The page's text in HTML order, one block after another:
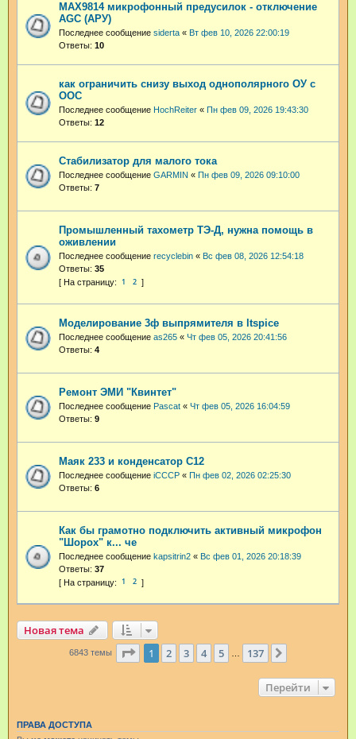
MAX9814 микрофонный предусилок - отключение
AGC (АРУ)
Последнее сообщение siderta « Вт фев 10, 2026 22:00:19
Ответы: 10
как ограничить снизу выход однополярного ОУ с
ООС
Последнее сообщение HochReiter « Пн фев 09, 2026 19:43:30
Ответы: 12
Стабилизатор для малого тока
Последнее сообщение GARMIN « Пн фев 09, 2026 09:10:00
Ответы: 7
Промышленный тахометр ТЭ-Д, нужна помощь в
оживлении
Последнее сообщение recyclebin « Вс фев 08, 2026 12:54:18
Ответы: 35
1 2
Моделирование 3ф выпрямителя в ltspice
Последнее сообщение as265 « Чт фев 05, 2026 20:41:56
Ответы: 4
Ремонт ЭМИ "Квинтет"
Последнее сообщение Pascat « Чт фев 05, 2026 16:04:59
Ответы: 9
Маяк 233 и конденсатор С12
Последнее сообщение iCCCP « Пн фев 02, 2026 02:25:30
Ответы: 6
Как бы грамотно подключить активный микрофон
"Шорох" к... че
Последнее сообщение kapsitrin2 « Вс фев 01, 2026 20:18:39
Ответы: 37
1 2
Новая тема
6843 темы Страница из 137
1 2 3 4 5 137
Перейти
ПРАВА ДОСТУПА